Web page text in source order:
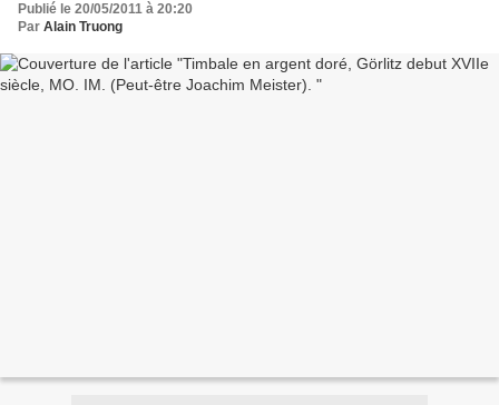
Publié le 20/05/2011 à 20:20
Par Alain Truong